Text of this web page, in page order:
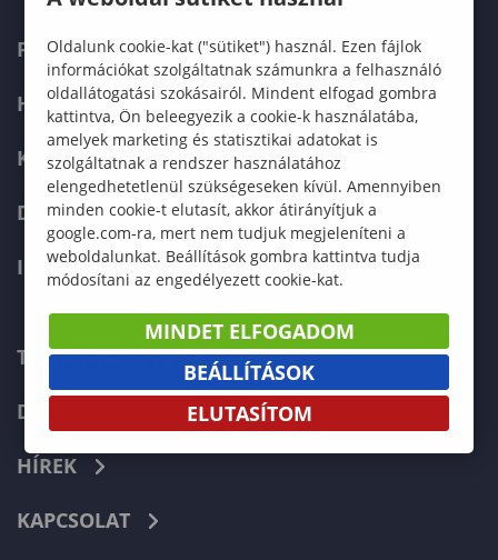
FELVÉTELIZŐKNEK
HALLGATÓKNAK
KÉPZÉSEK
DOKTORI ISKOLA
INTERNATIONAL
TELEFONKÖNYV
DOKUMENTUMOK
HÍREK
KAPCSOLAT
Oldalunk cookie-kat ("sütiket") használ. Ezen fájlok
információkat szolgáltatnak számunkra a felhasználó
oldallátogatási szokásairól. Mindent elfogad gombra
kattintva, Ön beleegyezik a cookie-k használatába,
amelyek marketing és statisztikai adatokat is
szolgáltatnak a rendszer használatához
elengedhetetlenül szükségeseken kívül. Amennyiben
minden cookie-t elutasít, akkor átirányítjuk a
google.com-ra, mert nem tudjuk megjeleníteni a
weboldalunkat. Beállítások gombra kattintva tudja
módosítani az engedélyezett cookie-kat.
MINDET ELFOGADOM
BEÁLLÍTÁSOK
ELUTASÍTOM